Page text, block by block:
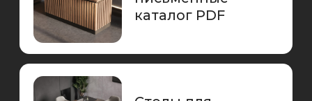
Шкафы, тумбы,
столики - каталог
PDF